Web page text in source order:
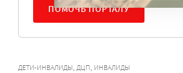
ПОМОЧЬ ПОРТАЛУ
ДЕТИ-ИНВАЛИДЫ, ДЦП, ИНВАЛИДЫ